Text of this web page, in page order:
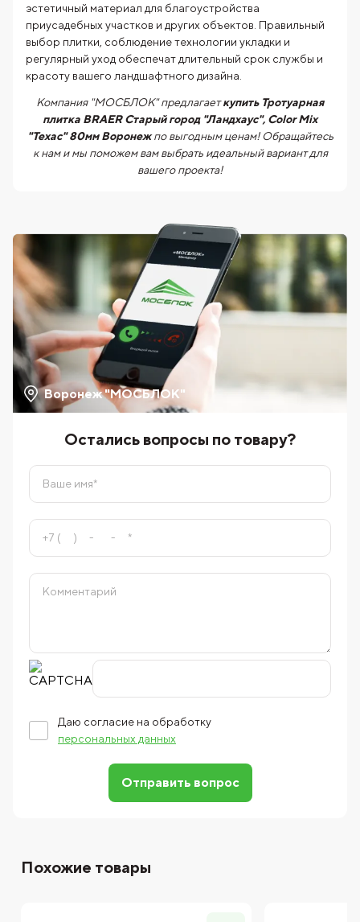
эстетичный материал для благоустройства
приусадебных участков и других объектов. Правильный
выбор плитки, соблюдение технологии укладки и
регулярный уход обеспечат длительный срок службы и
красоту вашего ландшафтного дизайна.
Компания "МОСБЛОК" предлагаеткупить Тротуарная
плитка BRAER Старый город "Ландхаус", Color Mix
"Техас" 80мм Воронежпо выгодным ценам! Обращайтесь
к нам и мы поможем вам выбрать идеальный вариант для
вашего проекта!
Воронеж "МОСБЛОК"
Остались вопросы по товару?
Даю согласие на обработку
персональных данных
Отправить вопрос
Похожие товары